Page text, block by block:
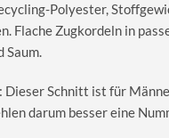
Polyester,
Flache Zugkordeln in
Saum.
: Dieser Schnitt ist für
darum besser eine